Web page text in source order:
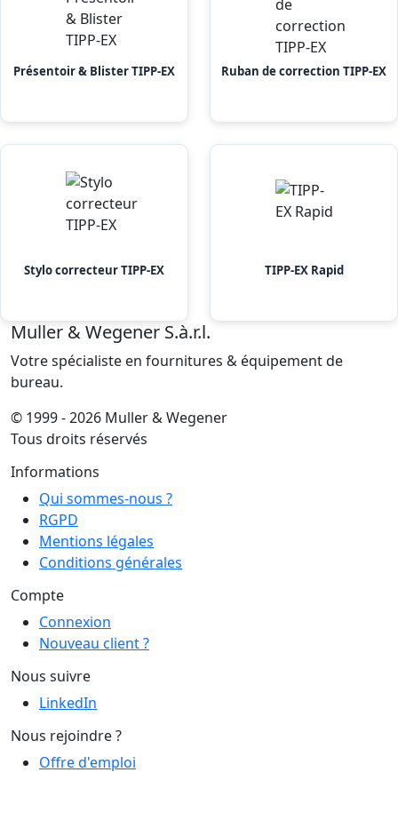
Présentoir & Blister TIPP-EX Ruban de correction TIPP-EX
Stylo correcteur TIPP-EX TIPP-EX Rapid
Muller & Wegener S.à.r.l.
Votre spécialiste en fournitures & équipement de
bureau.
© 1999 - 2026 Muller & Wegener
Tous droits réservés
Informations
Qui sommes-nous ?
RGPD
Mentions légales
Conditions générales
Compte
Connexion
Nouveau client ?
Nous suivre
LinkedIn
Nous rejoindre ?
Offre d'emploi